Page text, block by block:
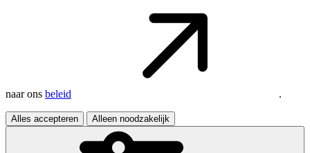
naar ons beleid .
Alles accepteren Alleen noodzakelijk